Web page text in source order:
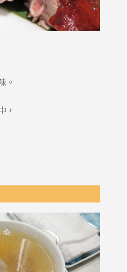
。
，